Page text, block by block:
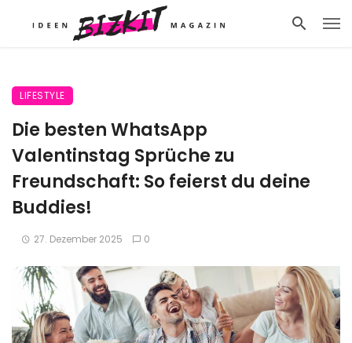
LIFESTYLE
Die besten WhatsApp
Valentinstag Sprüche zu
Freundschaft: So feierst du deine
Buddies!
27. Dezember 2025 0